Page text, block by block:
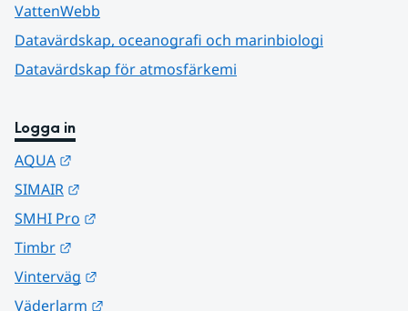
VattenWebb
Datavärdskap, oceanografi och marinbiologi
Datavärdskap för atmosfärkemi
Logga in
AQUA
SIMAIR
SMHI Pro
Timbr
Vinterväg
Väderlarm